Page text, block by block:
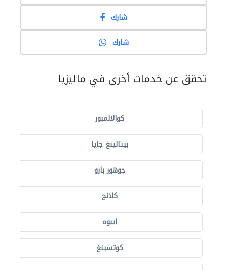
شارك
شارك
تحقق عن خدمات أخرى في ماليزيا
كوالالمبور
بيتالينغ جايا
جوهور بارو
كلانج
ايبوه
كوتشينغ